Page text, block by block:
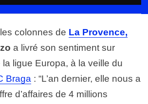
colonnes de La Provence,
a livré son sentiment sur
la ligue Europa, à la veille du
Braga : “L’an dernier, elle nous a
d’affaires de 4 millions